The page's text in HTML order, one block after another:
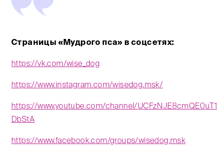
Страницы «Мудрого пса» в соцсетях:
https://vk.com/wise_dog
https://www.instagram.com/wisedog.msk/
https://www.youtube.com/channel/
DbStA
https://www.facebook.com/groups/wisedog.msk